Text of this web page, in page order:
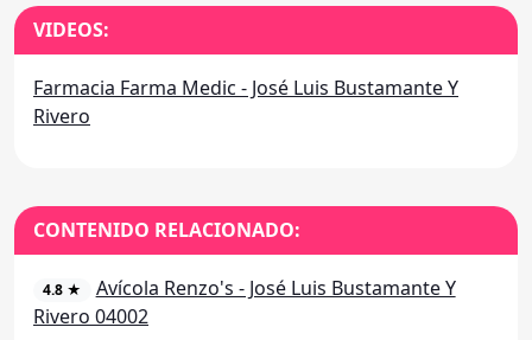
VIDEOS:
Farmacia Farma Medic - José Luis Bustamante Y
Rivero
CONTENIDO RELACIONADO:
4.8 ★
Avícola Renzo's - José Luis Bustamante Y
Rivero 04002